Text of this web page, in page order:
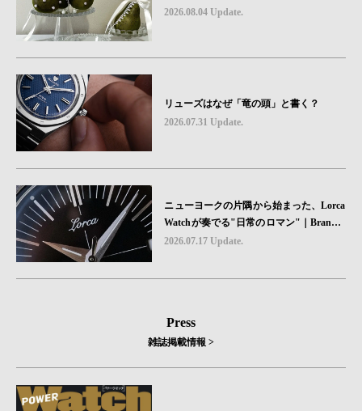
2026.08.04 Update.
リューズはなぜ「竜の頭」と書く？
2026.07.31 Update.
ニューヨークの片隅から始まった、Lorca
Watchが奏でる"日常のロマン"｜Brand P
icks #08
2026.07.17 Update.
Press
雑誌掲載情報 >